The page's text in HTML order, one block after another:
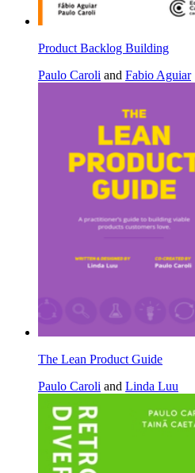
Product Backlog Building
Paulo Caroli and Fabio Aguiar
The Lean Product Guide
Paulo Caroli and Linda Luu